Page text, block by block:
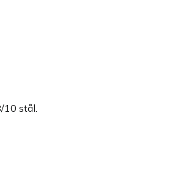
stål.